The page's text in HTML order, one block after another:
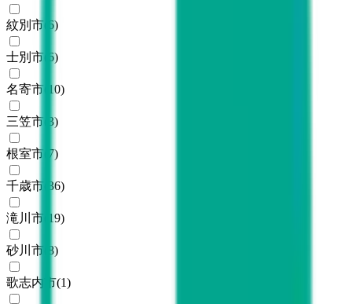
紋別市 6)
士別市 6)
名寄市 10)
三笠市 3)
根室市 7)
千歳市 36)
滝川市 19)
砂川市 8)
歌志内市(1)